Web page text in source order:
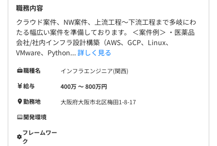
職務内容
クラウド案件、NW案件、上流工程～下流工程まで多岐にわ
たる幅広い案件を準備しております。 ＜案件例＞ ・医薬品
会社/社内インフラ設計構築（AWS、GCP、Linux、
VMware、Python... 詳しく見る
職種名
インフラエンジニア(関西)
給与
400万 〜 800万円
勤務地
大阪府大阪市北区梅田1-8-17
開発環境
フレームワー
ク